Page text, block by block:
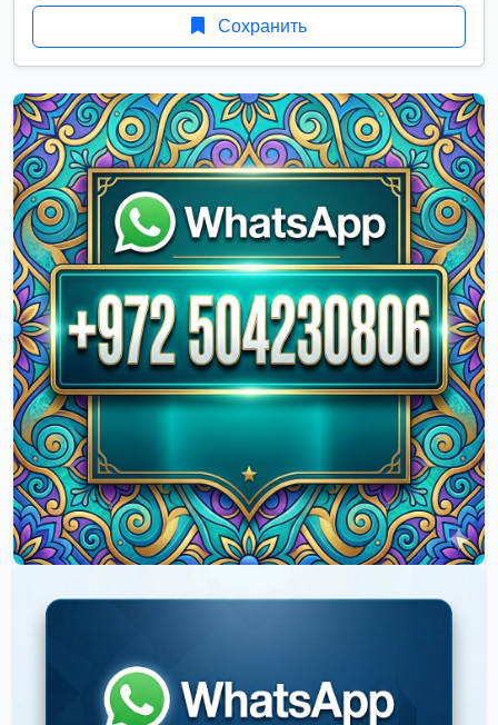
Сохранить